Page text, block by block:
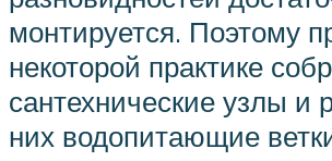
монтируется. Поэтому
некоторой практике
сантехнические узлы и
них водопитающие